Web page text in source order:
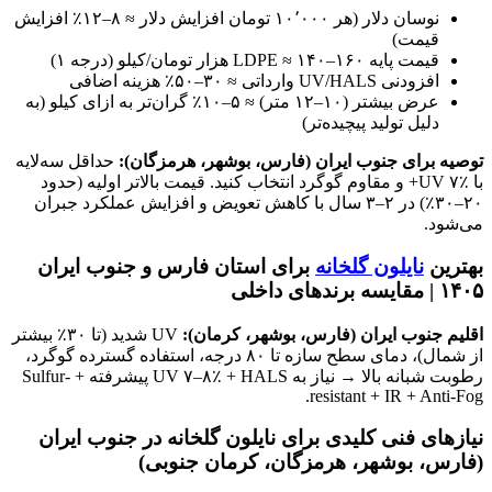
نوسان دلار (هر ۱۰٬۰۰۰ تومان افزایش دلار ≈ ۸–۱۲٪ افزایش
قیمت)
قیمت پایه LDPE ≈ ۱۴۰–۱۶۰ هزار تومان/کیلو (درجه ۱)
افزودنی UV/HALS وارداتی ≈ ۳۰–۵۰٪ هزینه اضافی
عرض بیشتر (۱۰–۱۲ متر) ≈ ۵–۱۰٪ گران‌تر به ازای کیلو (به
دلیل تولید پیچیده‌تر)
توصیه برای جنوب ایران (فارس، بوشهر، هرمزگان): حداقل سه‌لایه
با UV ۷٪+ و مقاوم گوگرد انتخاب کنید. قیمت بالاتر اولیه (حدود
۲۰–۳۰٪) در ۲–۳ سال با کاهش تعویض و افزایش عملکرد جبران
می‌شود.
بهترین نایلون گلخانه برای استان فارس و جنوب ایران
۱۴۰۵ | مقایسه برندهای داخلی
اقلیم جنوب ایران (فارس، بوشهر، کرمان):
UV شدید (تا ۳۰٪ بیشتر
از شمال)، دمای سطح سازه تا ۸۰ درجه، استفاده گسترده گوگرد،
رطوبت شبانه بالا → نیاز به UV ۷–۸٪ + HALS پیشرفته + Sulfur-
resistant + IR + Anti-Fog.
نیازهای فنی کلیدی برای نایلون گلخانه در جنوب ایران
(فارس، بوشهر، هرمزگان، کرمان جنوبی)